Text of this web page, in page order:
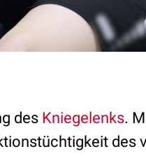
des Kniegelenks.
des